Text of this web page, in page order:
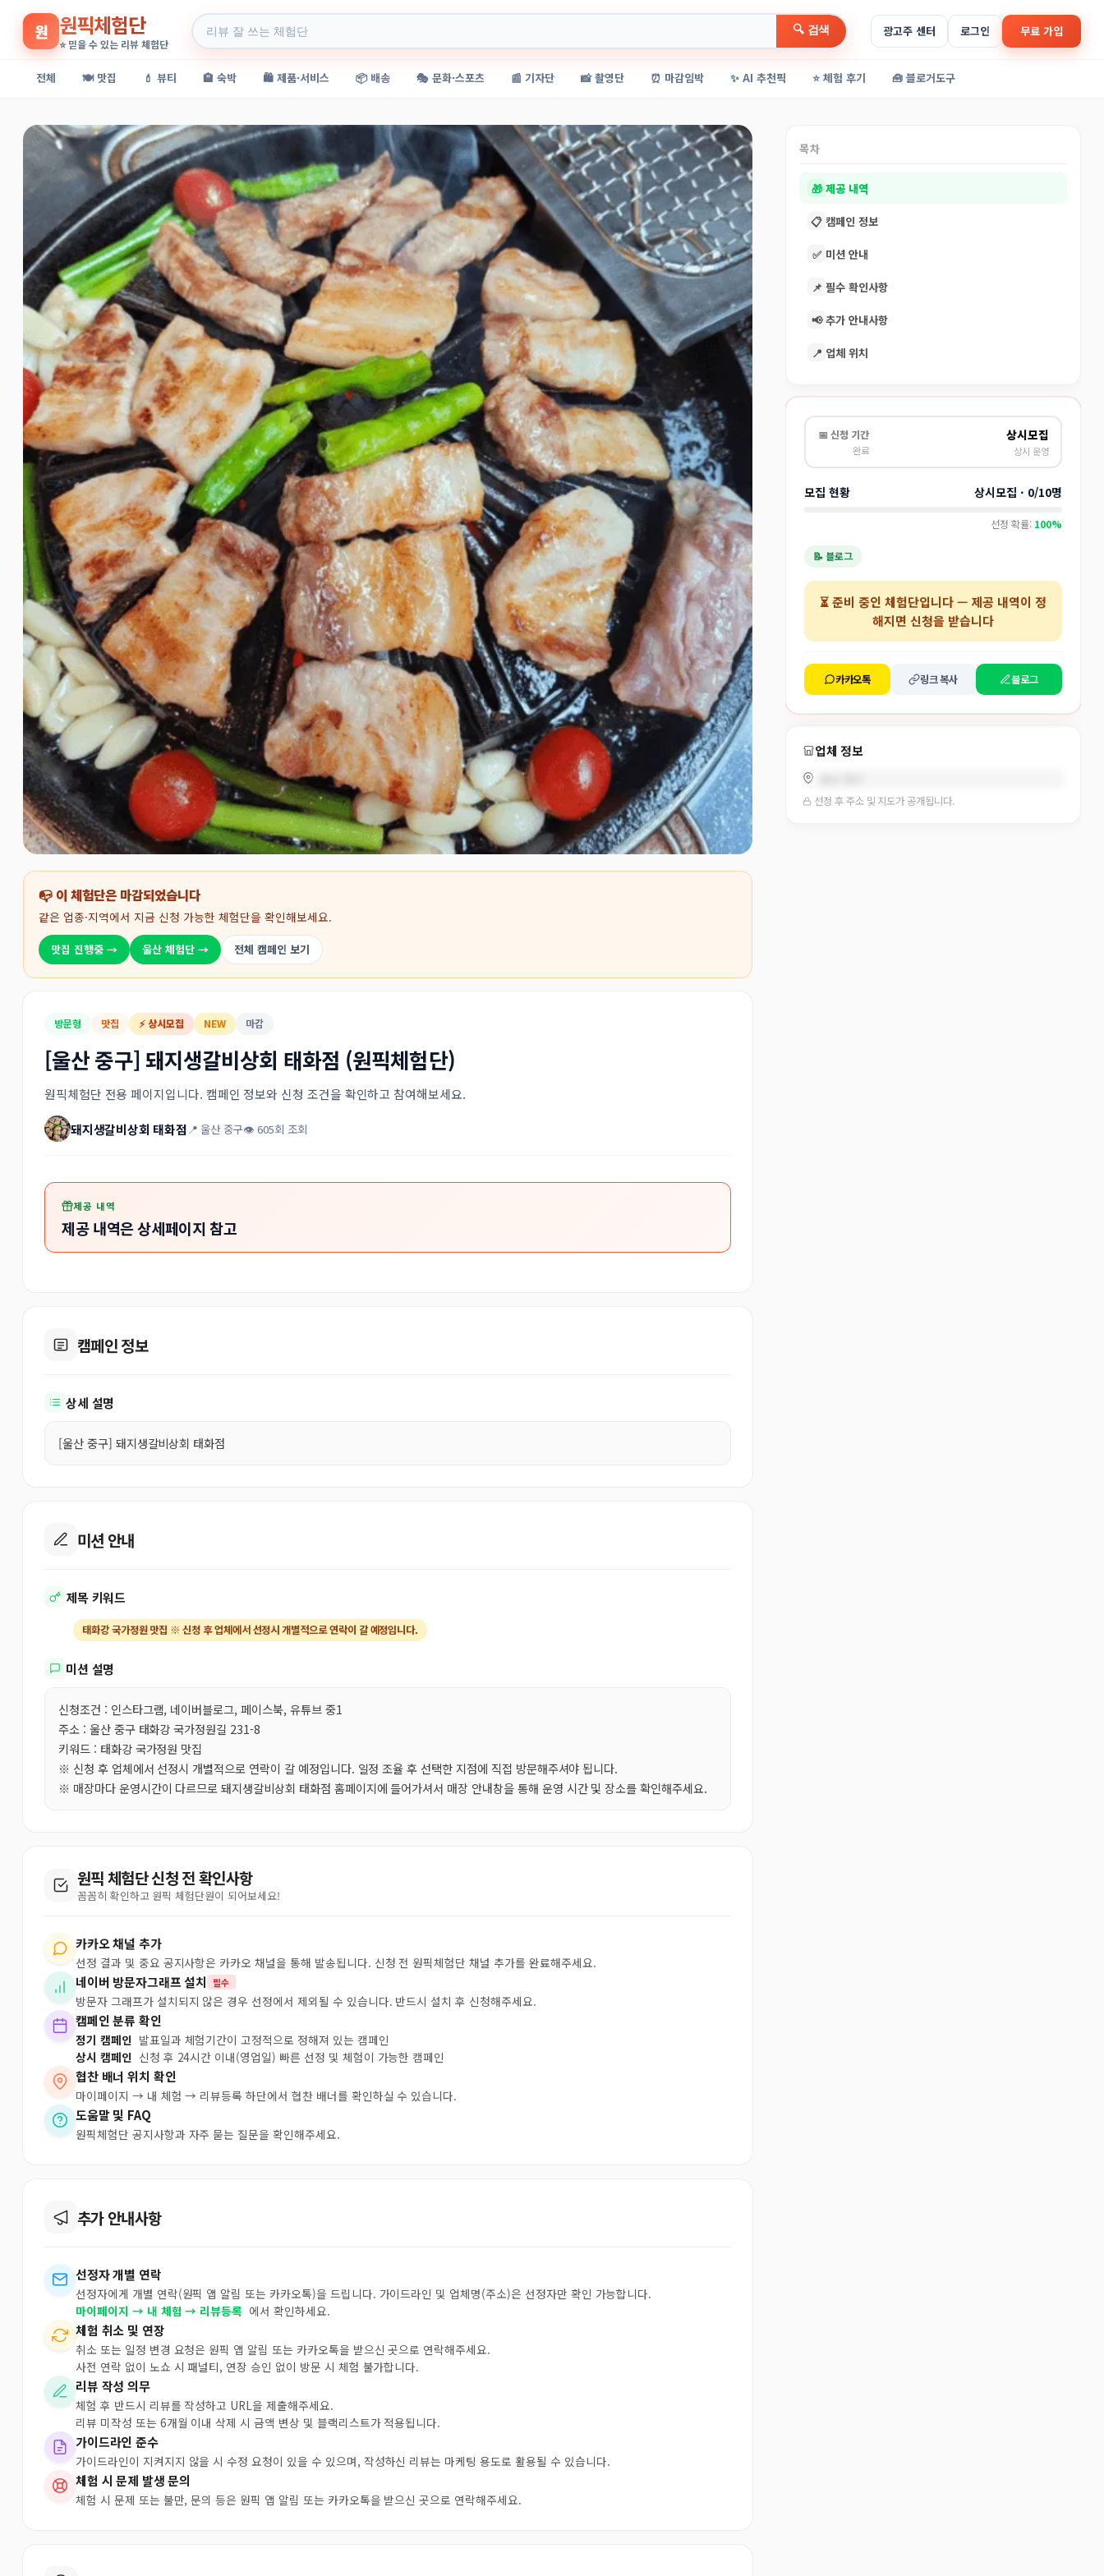
원 원픽체험단
⭐ 믿을 수 있는 리뷰 체험단
🔍 검색 광고주 센터 로그인 무료 가입
전체 🍽️ 맛집 💄 뷰티 🏨 숙박 🛍️ 제품·서비스 📦 배송 🎭 문화·스포츠 📰 기자단 📸 촬영단 ⏰ 마감임박 ✨ AI 추천픽 ⭐ 체험 후기 🧰 블로거도구
📭 이 체험단은 마감되었습니다
같은 업종·지역에서 지금 신청 가능한 체험단을 확인해보세요.
맛집 진행중 → 울산 체험단 → 전체 캠페인 보기
방문형 맛집 ⚡ 상시모집 NEW 마감
[울산 중구] 돼지생갈비상회 태화점 (원픽체험단)
원픽체험단 전용 페이지입니다. 캠페인 정보와 신청 조건을 확인하고 참여해보세요.
돼지생갈비상회 태화점 📍 울산 중구👁 605회 조회
제공 내역
제공 내역은 상세페이지 참고
캠페인 정보
상세 설명
[울산 중구] 돼지생갈비상회 태화점
미션 안내
제목 키워드
태화강 국가정원 맛집 ※ 신청 후 업체에서 선정시 개별적으로 연락이 갈 예정입니다.
미션 설명
신청조건 : 인스타그램, 네이버블로그, 페이스북, 유튜브 중1
주소 : 울산 중구 태화강 국가정원길 231-8
키워드 : 태화강 국가정원 맛집
※ 신청 후 업체에서 선정시 개별적으로 연락이 갈 예정입니다. 일정 조율 후 선택한 지점에 직접 방문해주셔야 됩니다.
※ 매장마다 운영시간이 다르므로 돼지생갈비상회 태화점 홈페이지에 들어가셔서 매장 안내창을 통해 운영 시간 및 장소를 확인해주세요.
원픽 체험단 신청 전 확인사항
꼼꼼히 확인하고 원픽 체험단원이 되어보세요!
카카오 채널 추가
선정 결과 및 중요 공지사항은 카카오 채널을 통해 발송됩니다. 신청 전 원픽체험단 채널 추가를 완료해주세요.
네이버 방문자그래프 설치 필수
방문자 그래프가 설치되지 않은 경우 선정에서 제외될 수 있습니다. 반드시 설치 후 신청해주세요.
캠페인 분류 확인
정기 캠페인 발표일과 체험기간이 고정적으로 정해져 있는 캠페인
상시 캠페인 신청 후 24시간 이내(영업일) 빠른 선정 및 체험이 가능한 캠페인
협찬 배너 위치 확인
마이페이지 → 내 체험 → 리뷰등록 하단에서 협찬 배너를 확인하실 수 있습니다.
도움말 및 FAQ
원픽체험단 공지사항과 자주 묻는 질문을 확인해주세요.
추가 안내사항
선정자 개별 연락
선정자에게 개별 연락(원픽 앱 알림 또는 카카오톡)을 드립니다. 가이드라인 및 업체명(주소)은 선정자만 확인 가능합니다.
마이페이지 → 내 체험 → 리뷰등록 에서 확인하세요.
체험 취소 및 연장
취소 또는 일정 변경 요청은 원픽 앱 알림 또는 카카오톡을 받으신 곳으로 연락해주세요.
사전 연락 없이 노쇼 시 패널티, 연장 승인 없이 방문 시 체험 불가합니다.
리뷰 작성 의무
체험 후 반드시 리뷰를 작성하고 URL을 제출해주세요.
리뷰 미작성 또는 6개월 이내 삭제 시 금액 변상 및 블랙리스트가 적용됩니다.
가이드라인 준수
가이드라인이 지켜지지 않을 시 수정 요청이 있을 수 있으며, 작성하신 리뷰는 마케팅 용도로 활용될 수 있습니다.
체험 시 문제 발생 문의
체험 시 문제 또는 불만, 문의 등은 원픽 앱 알림 또는 카카오톡을 받으신 곳으로 연락해주세요.
목차
🎁 제공 내역
📋 캠페인 정보
✅ 미션 안내
📌 필수 확인사항
📢 추가 안내사항
📍 업체 위치
📅 신청 기간
완료
상시모집
상시 운영
모집 현황 상시모집 · 0/10명
선정 확률: 100%
📝 블로그
⏳준비 중인 체험단입니다 — 제공 내역이 정
해지면 신청을 받습니다
카카오톡 링크 복사 블로그
업체 정보
선정 후 주소 및 지도가 공개됩니다.